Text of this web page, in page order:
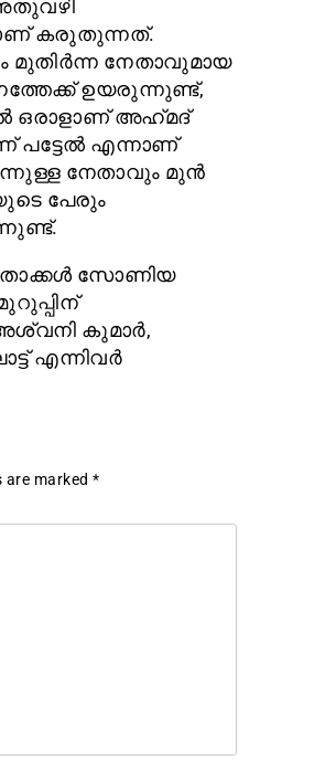
കരുതുന്നത്.
നേതാവുമായ
ഉയരുന്നുണ്ട്,
ഒരാളാണ് അഹ്‌മദ്‌
പട്ടേൽ എന്നാണ്
നേതാവും മുൻ
പേരും
സോണിയ
കുമാർ,
എന്നിവർ
are marked *